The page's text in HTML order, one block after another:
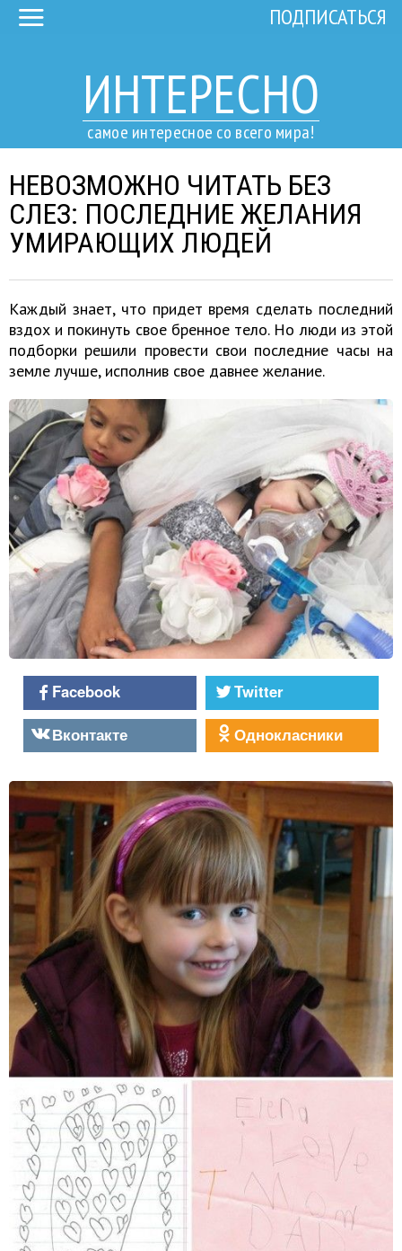
ИНТЕРЕСНО
самое интересное со всего мира!
ПОДПИСАТЬСЯ
НЕВОЗМОЖНО ЧИТАТЬ БЕЗ
СЛЕЗ: ПОСЛЕДНИЕ ЖЕЛАНИЯ
УМИРАЮЩИХ ЛЮДЕЙ
Каждый знает, что придет время сделать последний
вздох и покинуть свое бренное тело. Но люди из этой
подборки решили провести свои последние часы на
земле лучше, исполнив свое давнее желание.
Facebook
Twitter
Вконтакте
Однокласники